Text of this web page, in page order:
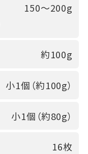
150～200g
約100g
小1個（約100g）
小1個（約80g）
16枚